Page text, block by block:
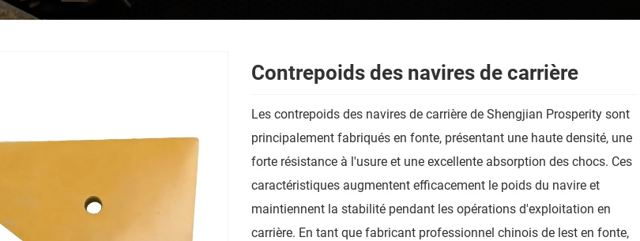
Contrepoids des navires de carrière
Les contrepoids des navires de carrière de Shengjian Prosperity sont
principalement fabriqués en fonte, présentant une haute densité, une
forte résistance à l'usure et une excellente absorption des chocs. Ces
caractéristiques augmentent efficacement le poids du navire et
maintiennent la stabilité pendant les opérations d'exploitation en
carrière. En tant que fabricant professionnel chinois de lest en fonte,